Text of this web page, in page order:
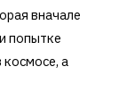
вначале
попытке
а